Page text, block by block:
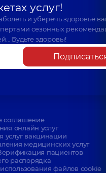
услуг!
и уберечь здоровье
сезонных
Будьте здоровы!
соглашение
онлайн услуг
услуг вакцинации
медицинских услуг
пациентов
распорядка
файлов cookie